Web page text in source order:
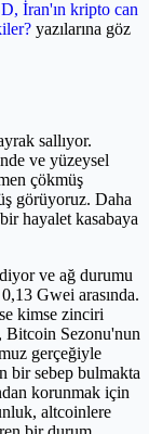
İran'ın kripto can
yazılarına göz
sallıyor.
ve yüzeysel
çökmüş
görüyoruz. Daha
hayalet kasabaya
ve ağ durumu
Gwei arasında.
kimse zinciri
Bitcoin Sezonu'nun
gerçeğiyle
bir sebep bulmakta
korunmak için
altcoinlere